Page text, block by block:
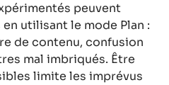
peuvent
utilisant le mode Plan :
de contenu, confusion
mal imbriqués. Être
limite les imprévus